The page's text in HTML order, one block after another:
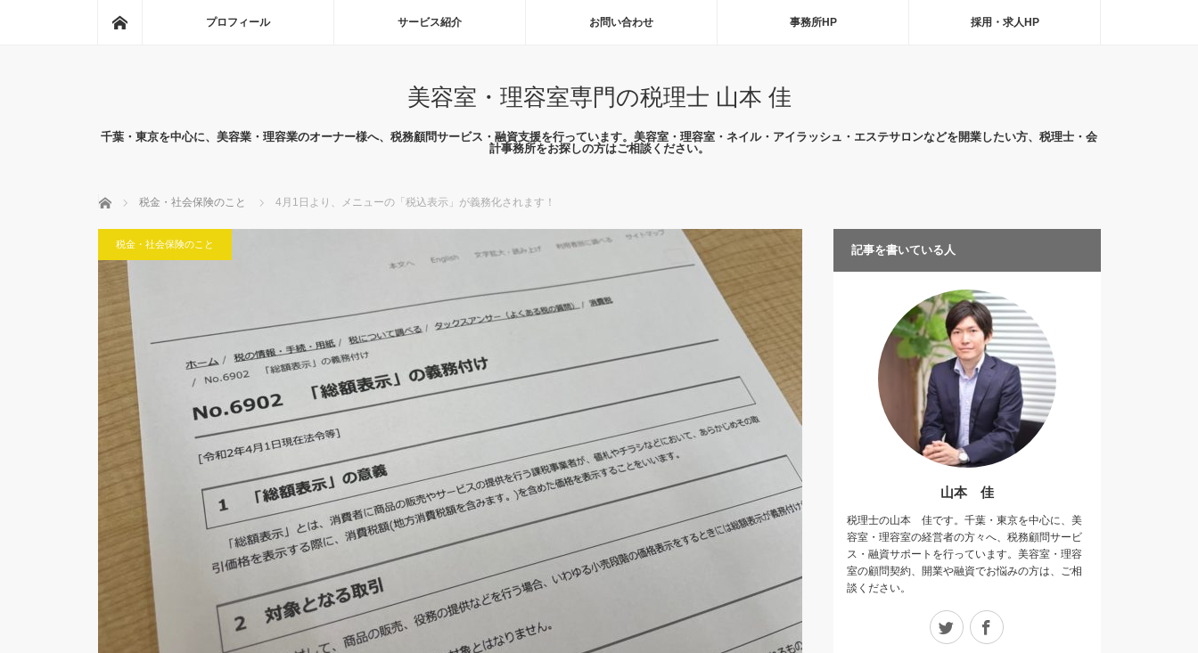
プロフィール サービス紹介 お問い合わせ 事務所HP 採用・求人HP
美容室・理容室専門の税理士 山本 佳
千葉・東京を中心に、美容業・理容業のオーナー様へ、税務顧問サービス・融資支援を行っています。美容室・理容室・ネイル・アイラッシュ・エステサロンなどを開業したい方、税理士・会
計事務所をお探しの方はご相談ください。
ホーム 税金・社会保険のこと 4月1日より、メニューの「税込表示」が義務化されます！
税金・社会保険のこと 記事を書いている人
山本 佳
税理士の山本 佳です。千葉・東京を中心に、美
容室・理容室の経営者の方々へ、税務顧問サービ
ス・融資サポートを行っています。美容室・理容
室の顧問契約、開業や融資でお悩みの方は、ご相
談ください。
Twitter